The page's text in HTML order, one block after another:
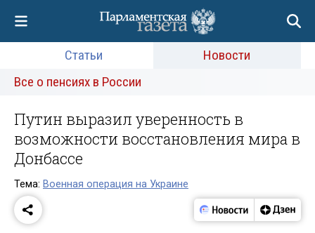
Статьи
Новости
Все о пенсиях в России
Путин выразил уверенность в
возможности восстановления мира в
Донбассе
Тема: Военная операция на Украине